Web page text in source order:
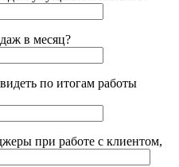
в месяц?
по итогам работы
при работе с клиентом,